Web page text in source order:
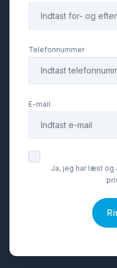
Telefonnummer
E-mail
Ja, jeg har læst